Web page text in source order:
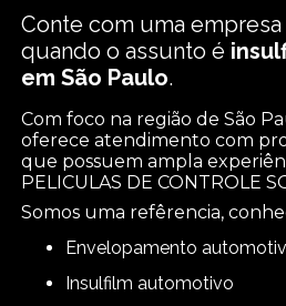
Conte com uma
quando o assunto é
em São Paulo.
Com foco na região de São
oferece atendimento com
que possuem ampla
PELICULAS DE CONTROLE
Somos uma refêrencia,
envelopamento
insulfilm automotivo